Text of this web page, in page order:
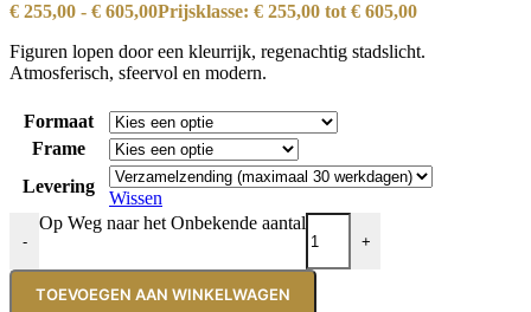
€ 255,00 - € 605,00Prijsklasse: € 255,00 tot € 605,00
Figuren lopen door een kleurrijk, regenachtig stadslicht.
Atmosferisch, sfeervol en modern.
Formaat
Frame
Levering
Wissen
-
Op Weg naar het Onbekende aantal
+
TOEVOEGEN AAN WINKELWAGEN